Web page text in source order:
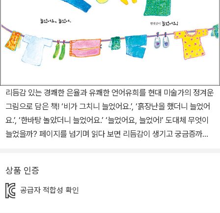
리듬감 있는 경쾌한 은율과 유쾌한 언어유희를 현대 미술가의 정겨운
그림으로 담은 책! ‘비가 그치니 늘었어요.’, ‘흙장난을 했더니 늘었어
요.’, ‘한바탕 놀았더니 늘었어요.’ ‘늘었어요, 늘었어!’ 도대체 무엇이
늘었을까? 페이지를 넘기며 읽다 보면 리듬감이 생기고 궁금증까지
“늘었어요, 늘었어!”라는 문장의 반복적인 구성으로 리듬감이 살아
있는 재미있는 은율의 그림책 『늘었어요, 늘었어』가 북스토리아이에
상품 인증
공급자 적합성 확인